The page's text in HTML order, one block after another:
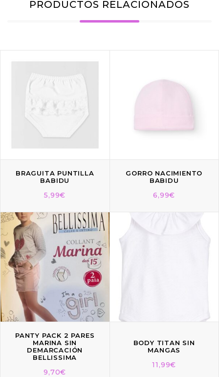
PRODUCTOS RELACIONADOS
BRAGUITA PUNTILLA
BABIDU
5,99€
GORRO NACIMIENTO
BABIDU
6,99€
PANTY PACK 2 PARES
MARINA SIN
DEMARCACIÓN
BELLISSIMA
9,70€
BODY TITAN SIN
MANGAS
11,99€